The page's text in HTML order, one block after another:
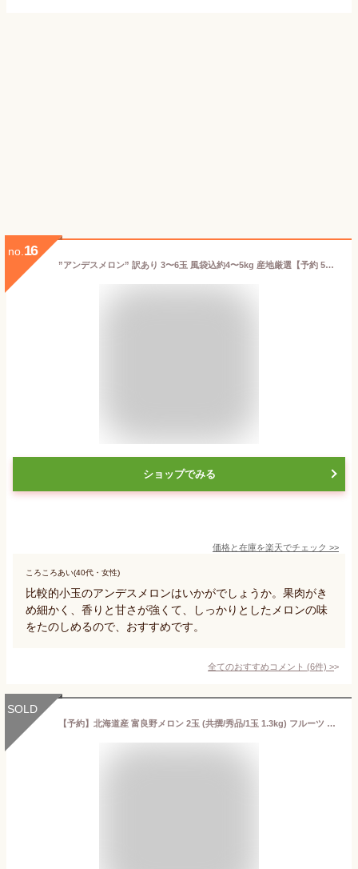
no. 16
”アンデスメロン” 訳あり 3〜6玉 風袋込約4〜5kg 産地厳選【予約 5月末以降】 送料無料
ショップでみる
価格と在庫を楽天でチェック >>
ころころあい(40代・女性)
比較的小玉のアンデスメロンはいかがでしょうか。果肉がき
め細かく、香りと甘さが強くて、しっかりとしたメロンの味
をたのしめるので、おすすめです。
全てのおすすめコメント (6件) >
SOLD
【予約】北海道産 富良野メロン 2玉 (共撰/秀品/1玉 1.3kg) フルーツ 小玉 メロン 赤肉メロン ふらのメロン JAふらの 3大産地 夏ギフト お中元 暑中見舞い 残暑見舞い ギフト 贈り物 お礼 お返し お盆 お供え お供え物 果物 のし 北海道 送料無料 お取り寄せ